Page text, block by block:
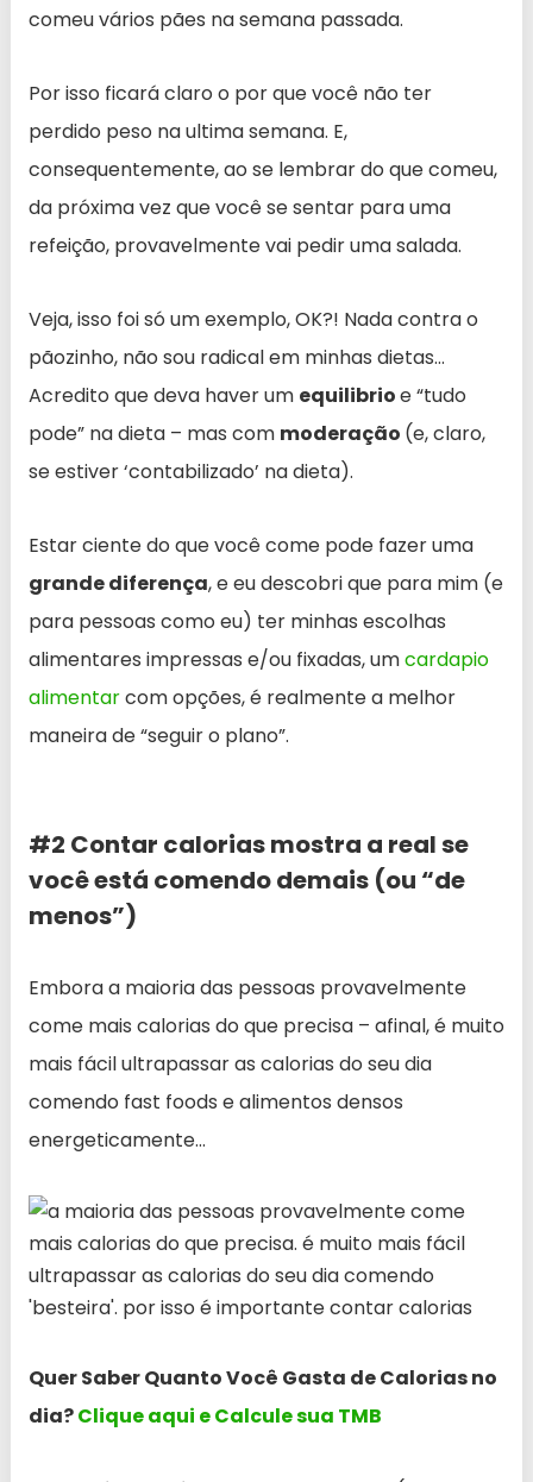
comeu vários pães na semana passada.
Por isso ficará claro o por que você não ter
perdido peso na ultima semana. E,
consequentemente, ao se lembrar do que comeu,
da próxima vez que você se sentar para uma
refeição, provavelmente vai pedir uma salada.
Veja, isso foi só um exemplo, OK?! Nada contra o
pãozinho, não sou radical em minhas dietas…
Acredito que deva haver um equilibrioe “tudo
pode” na dieta – mas com moderação (e, claro,
se estiver ‘contabilizado’ na dieta).
Estar ciente do que você come pode fazer uma
grande diferença, e eu descobri que para mim (e
para pessoas como eu) ter minhas escolhas
alimentares impressas e/ou fixadas, umcardapio
alimentarcom opções, é realmente a melhor
maneira de “seguir o plano”.
#2 Contar calorias mostra a real se
você está comendo demais (ou “de
menos”)
Embora a maioria das pessoas provavelmente
come mais calorias do que precisa – afinal, é muito
mais fácil ultrapassar as calorias do seu dia
comendo fast foods e alimentos densos
energeticamente…
Quer Saber Quanto Você Gasta de Calorias no
dia?Clique aqui e Calcule sua TMB